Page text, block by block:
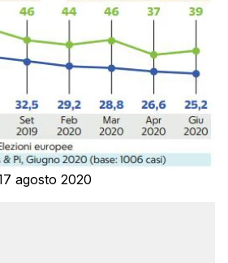
agosto 2020